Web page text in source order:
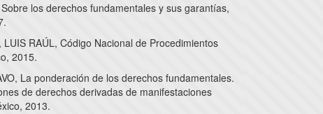
los derechos fundamentales y sus garantías,
LUIS RAÚL, Código Nacional de Procedimientos
2015.
La ponderación de los derechos fundamentales.
de derechos derivadas de manifestaciones
2013.